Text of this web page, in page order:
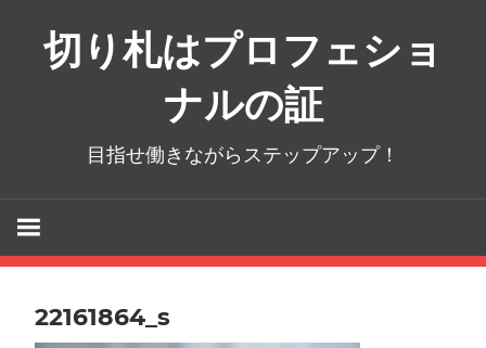
ッ
切り札はプロフェショ
ナルの証
目指せ働きながらステップアップ！
22161864_s